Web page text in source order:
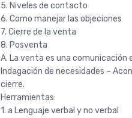
5. Niveles de contacto
6. Como manejar las objeciones
7. Cierre de la venta
8. Posventa
A. La venta es una comunicación
Indagación de necesidades –
cierre.
Herramientas:
1. a Lenguaje verbal y no verbal